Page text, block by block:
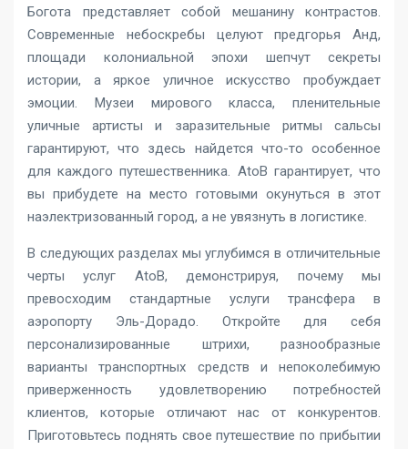
Богота представляет собой мешанину контрастов.
Современные небоскребы целуют предгорья Анд,
площади колониальной эпохи шепчут секреты
истории, а яркое уличное искусство пробуждает
эмоции. Музеи мирового класса, пленительные
уличные артисты и заразительные ритмы сальсы
гарантируют, что здесь найдется что-то особенное
для каждого путешественника. AtoB гарантирует, что
вы прибудете на место готовыми окунуться в этот
наэлектризованный город, а не увязнуть в логистике.
В следующих разделах мы углубимся в отличительные
черты услуг AtoB, демонстрируя, почему мы
превосходим стандартные услуги трансфера в
аэропорту Эль-Дорадо. Откройте для себя
персонализированные штрихи, разнообразные
варианты транспортных средств и непоколебимую
приверженность удовлетворению потребностей
клиентов, которые отличают нас от конкурентов.
Приготовьтесь поднять свое путешествие по прибытии